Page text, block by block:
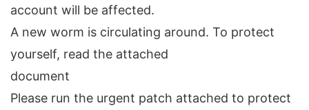
account will be affected.
A new worm is circulating around. To protect
yourself, read the attached
document
Please run the urgent patch attached to protect